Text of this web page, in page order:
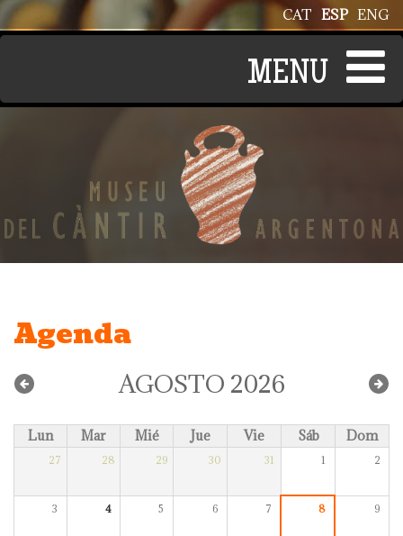
Pasar al contenido principal ENG
ESP
CAT
Agenda
AGOSTO 2026
Lun Mar Mié Jue Vie Sáb Dom
27 28 29 30 31 1 2
3 4 5 6 7 8 9